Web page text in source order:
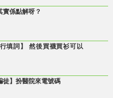
實係點解呀？
行填詞】 然後買襪買衫可以
徒】扮醫院來電號碼